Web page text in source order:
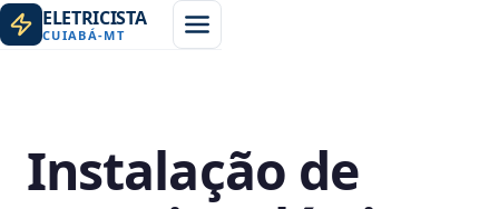
ELETRICISTA
CUIABÁ-MT
Instalação de